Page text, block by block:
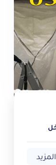
المزيد